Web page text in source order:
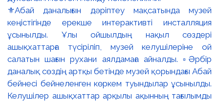
⚜️Абай даналығын дәріптеу мақсатында музей
кеңістігінде ерекше интерактивті инсталляция
ұсынылды. Ұлы ойшылдың нақыл сөздері
ашықхаттарға түсіріліп, музей келушілеріне ой
салатын шағын рухани аялдамаға айналды. ▫️Әрбір
даналық сөздің артқы бетінде музей қорындағы Абай
бейнесі бейнеленген көркем туындылар ұсынылды.
Келушілер ашықхаттар арқылы ақынның тағылымды